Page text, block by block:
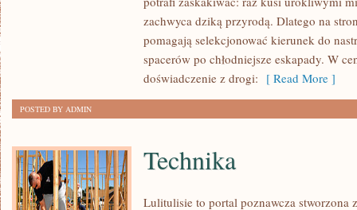
PRZYRODA
NARODOWE
zachwyca dziką przyrodą. Dlatego na
pomagają selekcjonować kierunek do
spacerów po chłodniejsze eskapady. W
doświadczenie z drogi: [ Read More ]
POSTED BY ADMIN
Technika
Lulitulisie to portal poznawcza stworzona